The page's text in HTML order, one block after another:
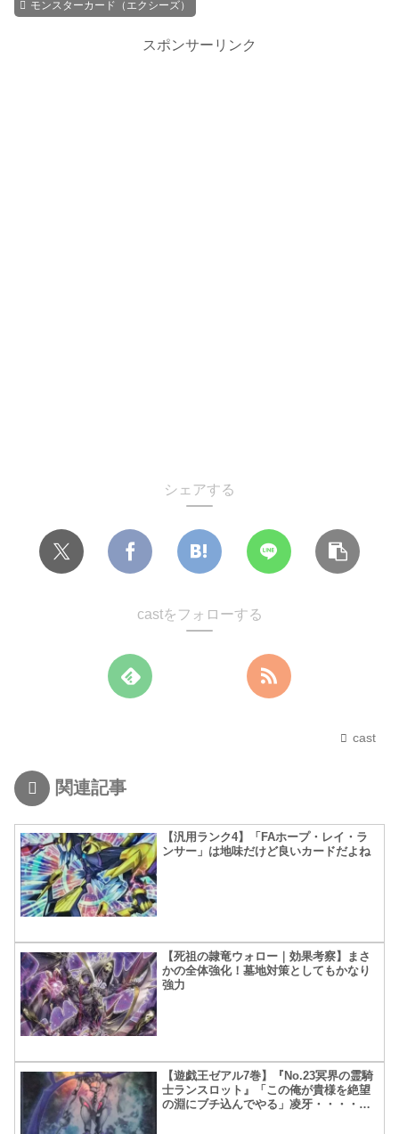
モンスターカード（エクシーズ）
スポンサーリンク
シェアする
castをフォローする
cast
関連記事
【汎用ランク4】「FAホープ・レイ・ラ
ンサー」は地味だけど良いカードだよね
【死祖の隷竜ウォロー｜効果考察】まさ
かの全体強化！墓地対策としてもかなり
強力
【遊戯王ゼアル7巻】『No.23冥界の霊騎
士ランスロット』「この俺が貴様を絶望
の淵にブチ込んでやる」凌牙・・・・。